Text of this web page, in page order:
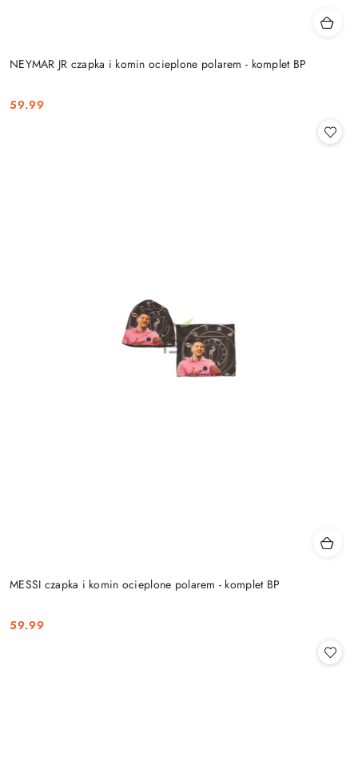
NEYMAR JR czapka i komin ocieplone polarem - komplet BP
Cena:
59.99
MESSI czapka i komin ocieplone polarem - komplet BP
Cena:
59.99